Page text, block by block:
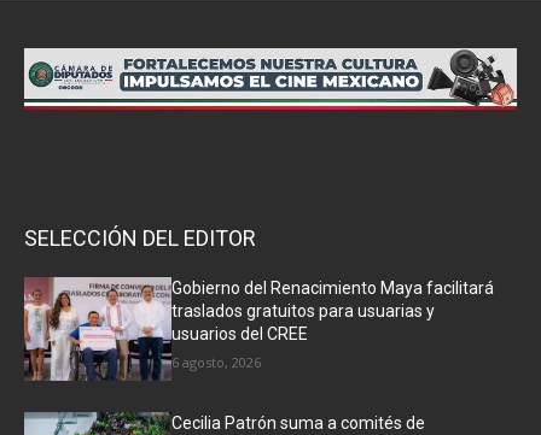
SELECCIÓN DEL EDITOR
Gobierno del Renacimiento Maya facilitará
traslados gratuitos para usuarias y
usuarios del CREE
6 agosto, 2026
Cecilia Patrón suma a comités de